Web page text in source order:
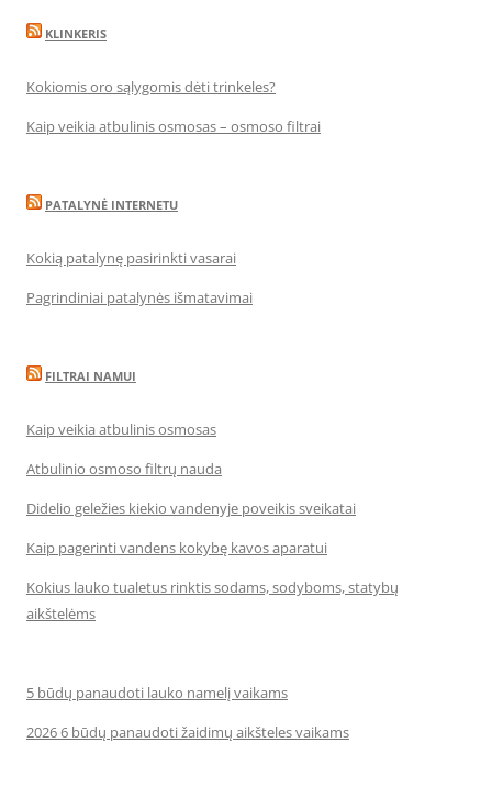
KLINKERIS
Kokiomis oro sąlygomis dėti trinkeles?
Kaip veikia atbulinis osmosas – osmoso filtrai
PATALYNĖ INTERNETU
Kokią patalynę pasirinkti vasarai
Pagrindiniai patalynės išmatavimai
FILTRAI NAMUI
Kaip veikia atbulinis osmosas
Atbulinio osmoso filtrų nauda
Didelio geležies kiekio vandenyje poveikis sveikatai
Kaip pagerinti vandens kokybę kavos aparatui
Kokius lauko tualetus rinktis sodams, sodyboms, statybų
aikštelėms
5 būdų panaudoti lauko namelį vaikams
2026 6 būdų panaudoti žaidimų aikšteles vaikams